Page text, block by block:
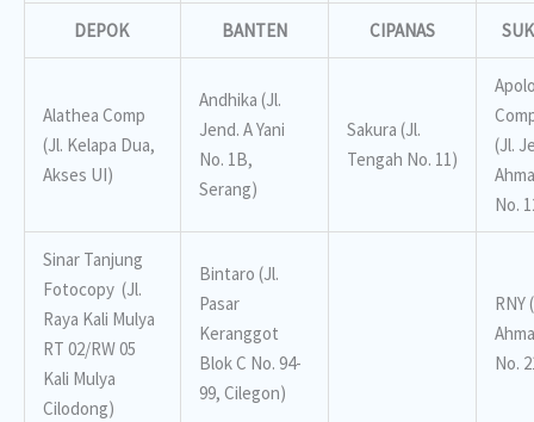
DEPOK BANTEN CIPANAS
Alathea Comp
(Jl. Kelapa Dua,
Akses UI)
Andhika (Jl.
Jend. A Yani
No. 1B,
Serang)
Sakura (Jl.
Tengah No. 11)
(Jl.
No.
Sinar Tanjung
Fotocopy (Jl.
Raya Kali Mulya
RT 02/RW 05
Kali Mulya
Cilodong)
Bintaro (Jl.
Pasar
Keranggot
Blok C No. 94-
99, Cilegon)
RNY
No.